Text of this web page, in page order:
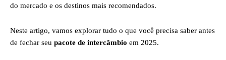
do mercado e os destinos mais recomendados.
Neste artigo, vamos explorar tudo o que você precisa saber antes
de fechar seu pacote de intercâmbio em 2025.